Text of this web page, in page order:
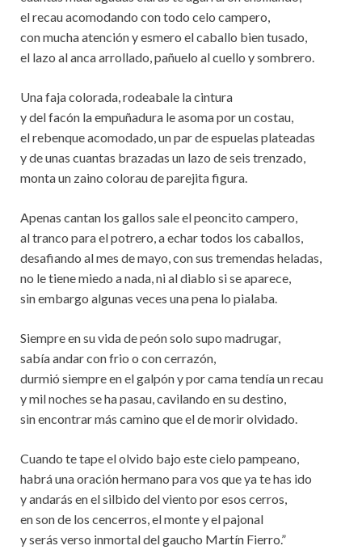
el recau acomodando con todo celo campero,
con mucha atención y esmero el caballo bien tusado,
el lazo al anca arrollado, pañuelo al cuello y sombrero.
Una faja colorada, rodeabale la cintura
y del facón la empuñadura le asoma por un costau,
el rebenque acomodado, un par de espuelas plateadas
y de unas cuantas brazadas un lazo de seis trenzado,
monta un zaino colorau de parejita figura.
Apenas cantan los gallos sale el peoncito campero,
al tranco para el potrero, a echar todos los caballos,
desafiando al mes de mayo, con sus tremendas heladas,
no le tiene miedo a nada, ni al diablo si se aparece,
sin embargo algunas veces una pena lo pialaba.
Siempre en su vida de peón solo supo madrugar,
sabía andar con frio o con cerrazón,
durmió siempre en el galpón y por cama tendía un recau
y mil noches se ha pasau, cavilando en su destino,
sin encontrar más camino que el de morir olvidado.
Cuando te tape el olvido bajo este cielo pampeano,
habrá una oración hermano para vos que ya te has ido
y andarás en el silbido del viento por esos cerros,
en son de los cencerros, el monte y el pajonal
y serás verso inmortal del gaucho Martín Fierro.”